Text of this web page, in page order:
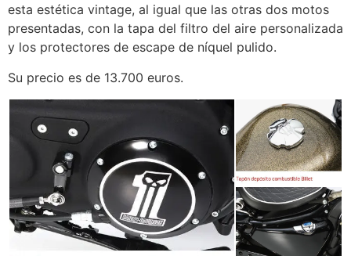
esta estética vintage, al igual que las otras dos motos
presentadas, con la tapa del filtro del aire personalizada
y los protectores de escape de níquel pulido.
Su precio es de 13.700 euros.